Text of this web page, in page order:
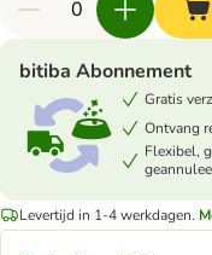
bitiba Abonnement
Gratis
Ontvang
Flexibel,
Levertijd in 1-4 werkdagen.